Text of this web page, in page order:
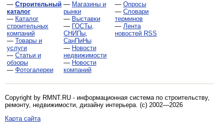
— Строительный
каталог
— Каталог
строительных
компаний
— Товары и
услуги
— Статьи и
обзоры
— Фотогалереи
— Магазины и
рынки
— Выставки
— ГОСТы,
СНИПы,
СанПиНы
— Новости
недвижимости
— Новости
компаний
— Опросы
— Словари
терминов
— Лента
новостей RSS
Copyright by RMNT.RU - информационная система по строительству,
ремонту, недвижимости, дизайну интерьера. (c) 2002—2026
Карта сайта